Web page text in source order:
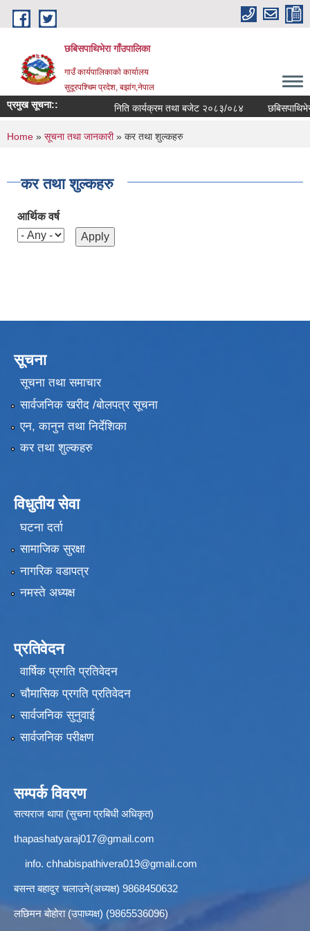
Skip to main content
छबिसपाथिभेरा गाँउपालिका
गाउँ कार्यपालिकाकाे कार्यालय
सुदूरपश्चिम प्रदेश, बझांग,नेपाल
प्रमुख सूचना:: निति कार्यक्रम तथा बजेट २०८३/०८४
You are here
Home » सूचना तथा जानकारी» कर तथा शुल्कहरु
कर तथा शुल्कहरु
आर्थिक वर्ष
सूचना
सूचना तथा समाचार
सार्वजनिक खरीद /बोलपत्र सूचना
एन, कानुन तथा निर्देशिका
कर तथा शुल्कहरु
विधुतीय सेवा
घटना दर्ता
सामाजिक सुरक्षा
नागरिक वडापत्र
नमस्ते अध्यक्ष
प्रतिवेदन
वार्षिक प्रगति प्रतिवेदन
चौमासिक प्रगति प्रतिवेदन
सार्वजनिक सुनुवाई
सार्वजनिक परीक्षण
सम्पर्क विवरण
सत्यराज थापा (सुचना प्रबिधी अधिकृत)
thapashatyaraj017@gmail.com
info. chhabispathivera019@gmail.com
बसन्त बहादुर चलाउने(अध्यक्ष) 9868450632
लछिमन बोहोरा (उपाध्यक्ष) (9865536096)